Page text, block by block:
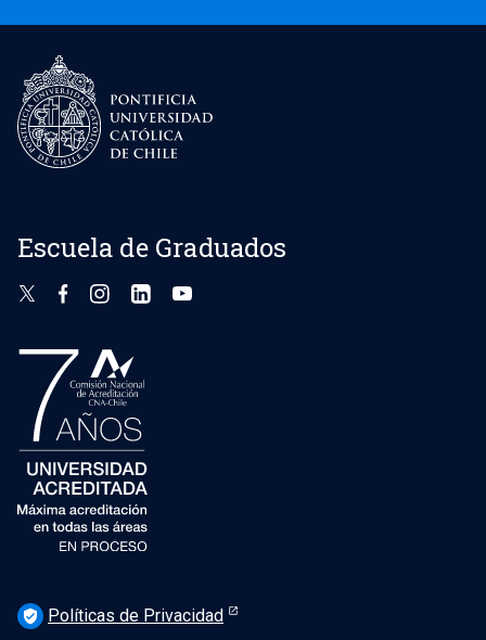
Escuela de Graduados
verified_user Políticas de Privacidad